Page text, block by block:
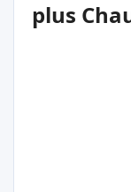
plus